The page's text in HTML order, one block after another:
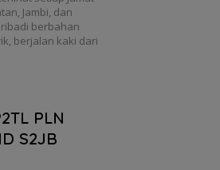
Jambi, dan
berbahan
berjalan kaki dari
PLN
S2JB